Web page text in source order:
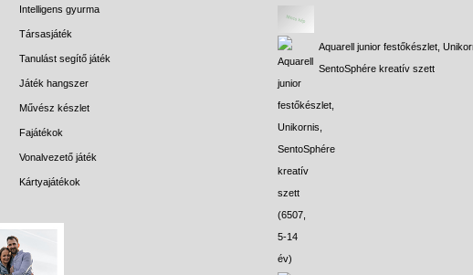
Intelligens gyurma
Társasjáték
Tanulást segítő játék
Játék hangszer
Művész készlet
Fajátékok
Vonalvezető játék
Kártyajátékok
Aquarell junior festőkészlet,
SentoSphére kreatív szett